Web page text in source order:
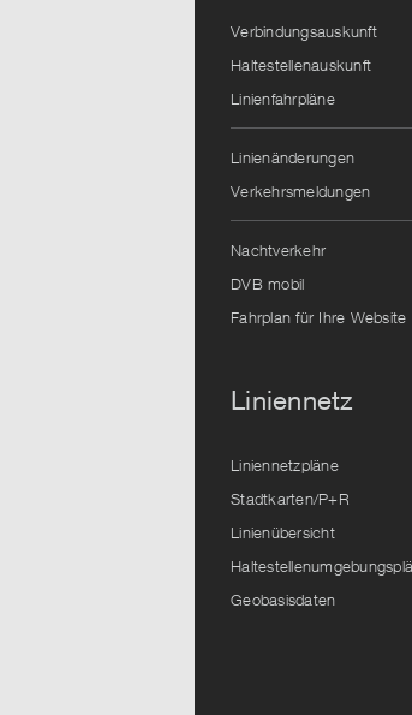
Verbindungsauskunft
Haltestellenauskunft
Linienfahrpläne
Linienänderungen
Verkehrsmeldungen
Nachtverkehr
DVB mobil
Fahrplan für Ihre Website
Liniennetz
Liniennetzpläne
Stadtkarten/P+R
Linienübersicht
Geobasisdaten